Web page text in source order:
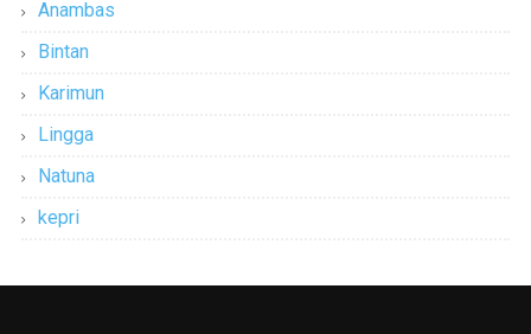
Anambas
Bintan
Karimun
Lingga
Natuna
kepri